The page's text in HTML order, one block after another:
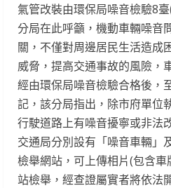
氣管改裝由環保局噪音檢驗8
分局在此呼籲，機動車輛噪音
關，不僅對周邊居民生活造成
威脅，提高交通事故的風險，
經由環保局噪音檢驗合格後，
記，該分局指出，除市府單位
行駛道路上有噪音擾寧或非法
交通局分別設有「噪音車輛」
檢舉網站，可上傳相片(包含
站檢舉，經查證屬實者將依法